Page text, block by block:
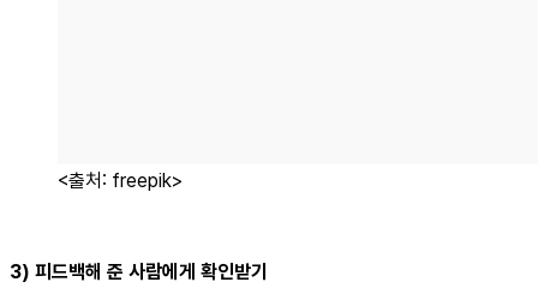
<출처: freepik>
3) 피드백해 준 사람에게 확인받기